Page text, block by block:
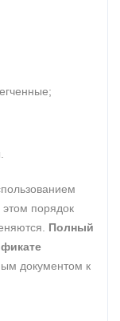
этом порядок
Полный
документом к